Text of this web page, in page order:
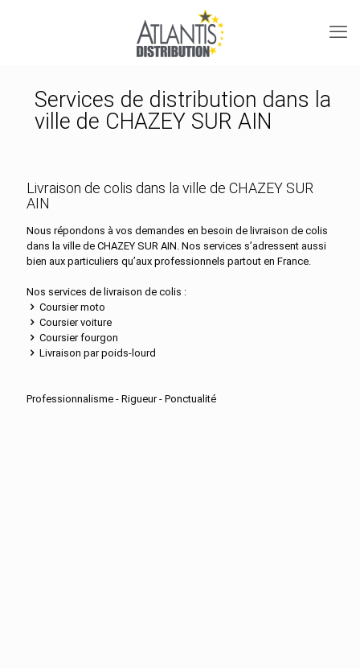
Services de distribution dans la
ville de CHAZEY SUR AIN
Livraison de colis dans la ville de CHAZEY SUR
AIN
Nous répondons à vos demandes en besoin de livraison de colis
dans la ville de CHAZEY SUR AIN. Nos services s’adressent aussi
bien aux particuliers qu’aux professionnels partout en France.
Nos services de livraison de colis :
Coursier moto
Coursier voiture
Coursier fourgon
Livraison par poids-lourd
Professionnalisme - Rigueur - Ponctualité